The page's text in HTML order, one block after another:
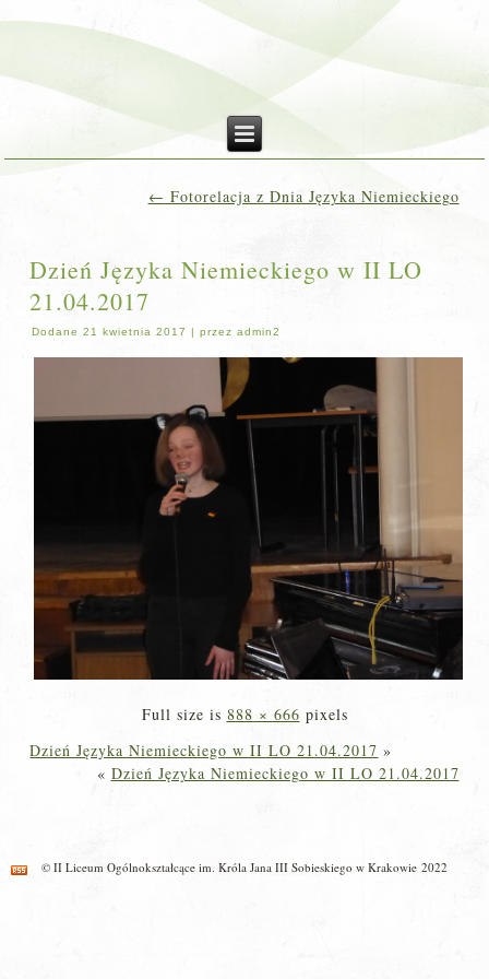
← Fotorelacja z Dnia Języka Niemieckiego
Dzień Języka Niemieckiego w II LO
21.04.2017
Dodane 21 kwietnia 2017 |przez admin2
Full size is 888 × 666 pixels
Dzień Języka Niemieckiego w II LO 21.04.2017 »
« Dzień Języka Niemieckiego w II LO 21.04.2017
© II Liceum Ogólnokształcące im. Króla Jana III Sobieskiego w Krakowie 2022